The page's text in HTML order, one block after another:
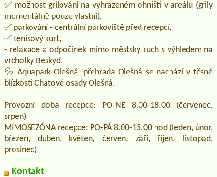
✅ možnost grilování na vyhrazeném ohništi v areálu (grily
momentálně pouze vlastní),
✅ parkování - centrální parkoviště před recepcí,
✅ tenisový kurt,
- relaxace a odpočinek mimo městský ruch s výhledem na
vrcholky Beskyd,
💦 Aquapark Olešná, přehrada Olešná se nachází v těsné
blízkosti Chatové osady Olešná.
Provozní doba recepce: PO-NE 8.00-18.00 (červenec,
srpen)
MIMOSEZÓNA recepce: PO-PÁ 8.00-15.00 hod (leden, únor,
březen, duben, květen, červen, září, říjen, listopad,
prosinec)
Kontakt